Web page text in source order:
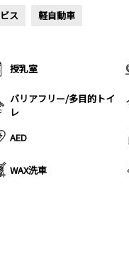
ス 軽自動車
授乳室
バリアフリー/多目的トイ
レ
AED
WAX洗車